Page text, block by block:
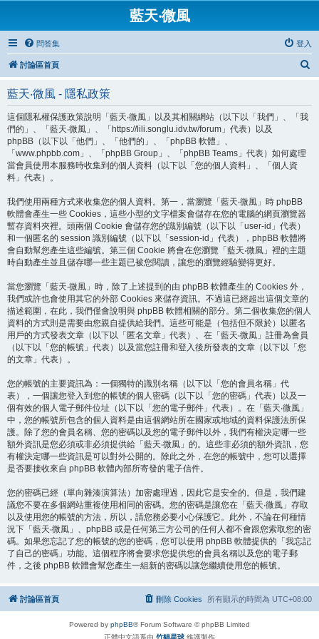
藍天‧微風
問答集 登入
討論區首頁
藍天‧微風 - 隱私政策
這個隱私權保護政策說明「藍天‧微風」以及其相關網站（以下以「我們」、「我
們的」、「藍天‧微風」、「https://lili.songlu.idv.tw/forum」代表）以及
phpBB（以下以「他們」、「他們的」、「phpBB 軟體」、
「www.phpbb.com」、「phpBB Group」、「phpBB Teams」代表）如何處理
當會員使用本服務時收集到的個人資料（以下以「您的個人資料」、「個人資
料」代表）。
我們使用兩種方式來收集您的個人資料。第一，當瀏覽「藍天‧微風」時 phpBB
軟體會產生一些 Cookies，這些小型的文字檔案會儲存在您的電腦的網頁瀏覽器
暫存資料夾裡。頭兩個 Cookie 會儲存您的識別編號（以下以「user-id」代表）
和一個匿名的 session 識別編號（以下以「session-id」代表），phpBB 軟體將
會自動幫您產生這些編號。第三個 Cookie 將會在您瀏覽「藍天‧微風」裡的主題
時自動產生並且儲存哪一些主題已被您閱讀，讓您的瀏覽經驗變得更好。
當您瀏覽「藍天‧微風」時，除了上述提到的由 phpBB 軟體產生的 Cookies 外，
我們或許也會使用其它的外部 Cookies 來儲存資訊。不過這已經超出這個文章的
描述範圍，在此，我們僅會說明與 phpBB 軟體相關的部分。第二個收集您的個人
資料的方式則是需要由您親自提供給我們。這些可能是（包括但不限於）以匿名
用戶的方式發表文章（以下以「匿名文章」代表）、在「藍天‧微風」註冊為會員
（以下以「您的帳號」代表）以及當您註冊和登入後所發表的文章（以下以「您
的文章」代表）。
您的帳號的主要資訊為：一個獨特的識別名稱（以下以「您的會員名稱」代
表），一個讓您登入到您的帳號的個人密碼（以下以「您的密碼」代表）以及一
個有效的個人電子郵件位址（以下以「您的電子郵件」代表）。在「藍天‧微風」
中，您的帳號所包含的個人資料是由這個網站所在國家或地域的資料保護法所保
護。除了您的會員名稱、您的密碼以及您的電子郵件以外，我們有權決定哪一些
額外資訊是您必須或非必須提供給「藍天‧微風」的。這些非必須的額外資訊，您
有權決定哪一些資訊是可以對外公開的。除此之外，在您的帳號中，您可以選擇
是否要接收來自 phpBB 軟體內部所寄發的電子信件。
您的密碼已經（單向雜湊演算法）加密處理過，因此它是安全的。但是，我們建
議您不要在多個網站重複使用相同的密碼。您的密碼是讓您在「藍天‧微風」存取
以及使用您的帳號的方法，所以，請您務必要小心保護它。此外，不論在何種情
況下「藍天‧微風」、phpBB 或是任何第三方公司的任何人都不會跟您索取您的密
碼。如果您忘記了您的帳號的您的密碼，您可以使用 phpBB 軟體提供的「我忘記
了自己的密碼」功能。這個程序將會要求您提供您的會員名稱以及您的電子郵
件，之後 phpBB 軟體會幫您產生一組新的密碼以讓您繼續使用您的帳號。
討論區首頁 所有顯示的時間為 UTC+08:00
刪除 Cookies
Powered by phpBB® Forum Software © phpBB Limited
正體中文語系由 竹貓星球 維護製作